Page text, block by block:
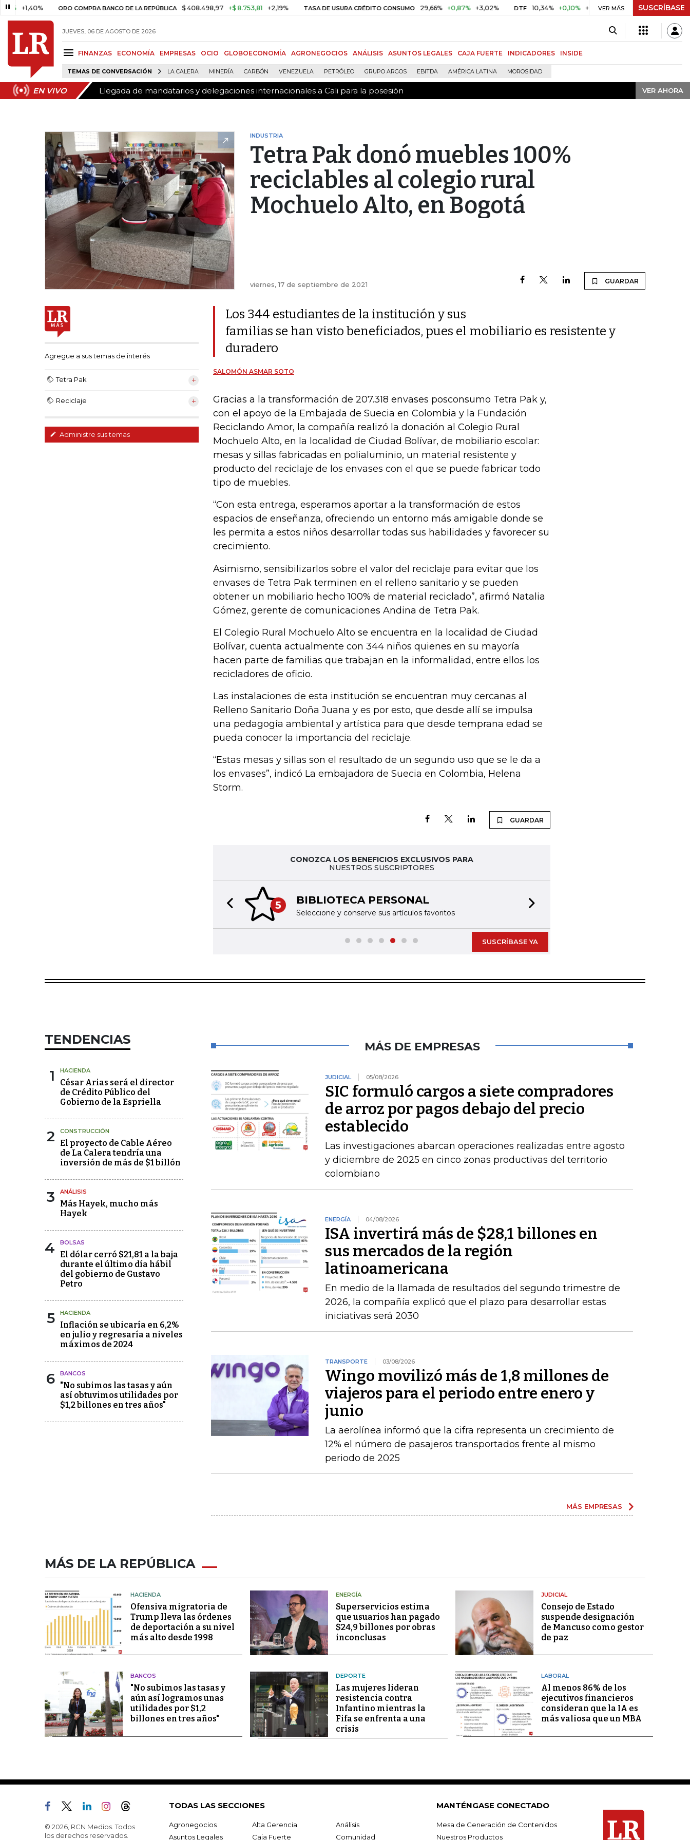
ORO COMPRA BANCO DE LA REPÚBLICA $ 408.498,97 +$ 8.753,81 +2,19% TASA DE USURA CRÉDITO CONSUMO 29,66% +0,87% +3,02% DTF 10,34% +0,10% +0,98% UVR $ 416,86 +$ 0,05
VER MÁS SUSCRÍBASE
JUEVES, 06 DE AGOSTO DE 2026
FINANZAS ECONOMÍA EMPRESAS OCIO GLOBOECONOMÍA AGRONEGOCIOS ANÁLISIS ASUNTOS LEGALES CAJA FUERTE INDICADORES INSIDE
TEMAS DE CONVERSACIÓN LA CALERA MINERÍA CARBÓN VENEZUELA PETRÓLEO GRUPO ARGOS EBITDA AMÉRICA LATINA MOROSIDAD
EN VIVO Llegada de mandatarios y delegaciones internacionales a Cali para la posesión VER AHORA
EN VIVO Llegada de mandatarios y delegaciones internacionales a Cali para la posesión VER AHORA
INDUSTRIA
Tetra Pak donó muebles 100%
reciclables al colegio rural
Mochuelo Alto, en Bogotá
viernes, 17 de septiembre de 2021 GUARDAR
Agregue a sus temas de interés
Tetra Pak
Reciclaje
Administre sus temas
Los 344 estudiantes de la institución y sus
familias se han visto beneficiados, pues el mobiliario es resistente y
duradero
SALOMÓN ASMAR SOTO
Gracias a la transformación de 207.318 envases posconsumo Tetra Pak y,
con el apoyo de la Embajada de Suecia en Colombia y la Fundación
Reciclando Amor, la compañía realizó la donación al Colegio Rural
Mochuelo Alto, en la localidad de Ciudad Bolívar, de mobiliario escolar:
mesas y sillas fabricadas en polialuminio, un material resistente y
producto del reciclaje de los envases con el que se puede fabricar todo
tipo de muebles.
“Con esta entrega, esperamos aportar a la transformación de estos
espacios de enseñanza, ofreciendo un entorno más amigable donde se
les permita a estos niños desarrollar todas sus habilidades y favorecer su
crecimiento.
Asimismo, sensibilizarlos sobre el valor del reciclaje para evitar que los
envases de Tetra Pak terminen en el relleno sanitario y se pueden
obtener un mobiliario hecho 100% de material reciclado”, afirmó Natalia
Gómez, gerente de comunicaciones Andina de Tetra Pak.
El Colegio Rural Mochuelo Alto se encuentra en la localidad de Ciudad
Bolívar, cuenta actualmente con 344 niños quienes en su mayoría
hacen parte de familias que trabajan en la informalidad, entre ellos los
recicladores de oficio.
Las instalaciones de esta institución se encuentran muy cercanas al
Relleno Sanitario Doña Juana y es por esto, que desde allí se impulsa
una pedagogía ambiental y artística para que desde temprana edad se
pueda conocer la importancia del reciclaje.
“Estas mesas y sillas son el resultado de un segundo uso que se le da a
los envases”, indicó La embajadora de Suecia en Colombia, Helena
Storm.
GUARDAR
CONOZCA LOS BENEFICIOS EXCLUSIVOS PARA
NUESTROS SUSCRIPTORES
5 BIBLIOTECA PERSONAL
Seleccione y conserve sus artículos favoritos
Previous slide
SUSCRÍBASE YA
TENDENCIAS
1 HACIENDA
César Arias será el director
de Crédito Público del
Gobierno de la Espriella
2 CONSTRUCCIÓN
El proyecto de Cable Aéreo
de La Calera tendría una
inversión de más de $1 billón
3 ANÁLISIS
Más Hayek, mucho más
Hayek
4 BOLSAS
El dólar cerró $21,81 a la baja
durante el último día hábil
del gobierno de Gustavo
Petro
5 HACIENDA
Inflación se ubicaría en 6,2%
en julio y regresaría a niveles
máximos de 2024
6 BANCOS
"No subimos las tasas y aún
así obtuvimos utilidades por
$1,2 billones en tres años"
MÁS DE EMPRESAS
JUDICIAL 05/08/2026
SIC formuló cargos a siete compradores
de arroz por pagos debajo del precio
establecido
Las investigaciones abarcan operaciones realizadas entre agosto
y diciembre de 2025 en cinco zonas productivas del territorio
colombiano
ENERGÍA 04/08/2026
ISA invertirá más de $28,1 billones en
sus mercados de la región
latinoamericana
En medio de la llamada de resultados del segundo trimestre de
2026, la compañía explicó que el plazo para desarrollar estas
iniciativas será 2030
TRANSPORTE 03/08/2026
Wingo movilizó más de 1,8 millones de
viajeros para el periodo entre enero y
junio
La aerolínea informó que la cifra representa un crecimiento de
12% el número de pasajeros transportados frente al mismo
periodo de 2025
MÁS EMPRESAS
MÁS DE LA REPÚBLICA
HACIENDA
Ofensiva migratoria de
Trump lleva las órdenes
de deportación a su nivel
más alto desde 1998
ENERGÍA
Superservicios estima
que usuarios han pagado
$24,9 billones por obras
inconclusas
JUDICIAL
Consejo de Estado
suspende designación
de Mancuso como gestor
de paz
BANCOS
"No subimos las tasas y
aún así logramos unas
utilidades por $1,2
billones en tres años"
DEPORTE
Las mujeres lideran
resistencia contra
Infantino mientras la
Fifa se enfrenta a una
crisis
LABORAL
Al menos 86% de los
ejecutivos financieros
consideran que la IA es
más valiosa que un MBA
© 2026, RCN Medios. Todos
los derechos reservados.
TODAS LAS SECCIONES
Agronegocios Alta Gerencia
Análisis
Asuntos Legales
Caja Fuerte Comunidad
MANTÉNGASE CONECTADO
Mesa de Generación de Contenidos
Nuestros Productos